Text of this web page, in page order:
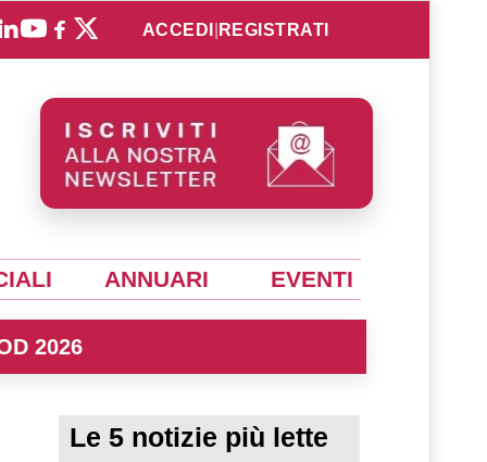
ACCEDI REGISTRATI
ANNUARI EVENTI
2026
Le 5 notizie più lette